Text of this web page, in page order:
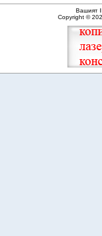
Вашият
Copyright ©